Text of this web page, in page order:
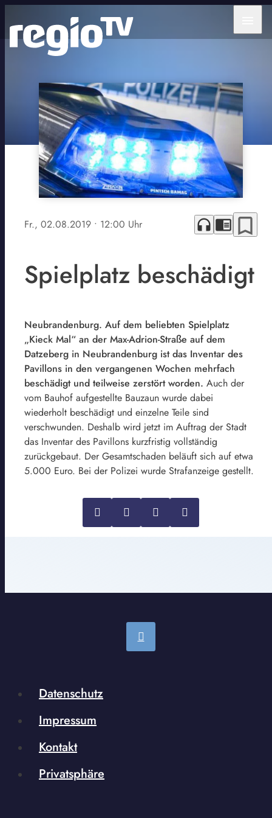
Fr., 02.08.2019 • 12:00 Uhr headphones chrome_reader_mode bookmark_border
Spielplatz beschädigt
Neubrandenburg. Auf dem beliebten Spielplatz
„Kieck Mal“ an der Max-Adrion-Straße auf dem
Datzeberg in Neubrandenburg ist das Inventar des
Pavillons in den vergangenen Wochen mehrfach
beschädigt und teilweise zerstört worden. Auch der
vom Bauhof aufgestellte Bauzaun wurde dabei
wiederholt beschädigt und einzelne Teile sind
verschwunden. Deshalb wird jetzt im Auftrag der Stadt
das Inventar des Pavillons kurzfristig vollständig
zurückgebaut. Der Gesamtschaden beläuft sich auf etwa
5.000 Euro. Bei der Polizei wurde Strafanzeige gestellt.
Datenschutz
Impressum
Kontakt
Privatsphäre